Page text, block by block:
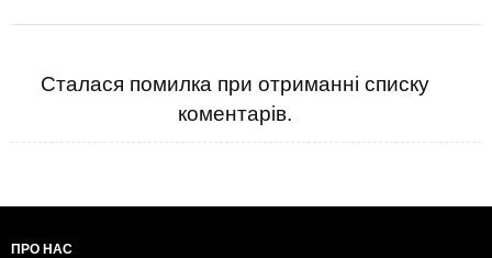
Сталася помилка при отриманні списку
коментарів.
ПРО НАС